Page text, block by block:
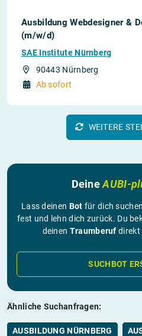
Ausbildung Webdesigner &
(m/w/d)
SAE Institute Nürnberg
90443 Nürnberg
Ab sofort
WEITERE
DeineAUBI-
Lass deinen Bot für dich
fest und lehn dich zurück. Du
deinen Traumberuf direkt
SUCHBOT
Ähnliche Suchanfragen:
AUSBILDUNG NÜRNBERG